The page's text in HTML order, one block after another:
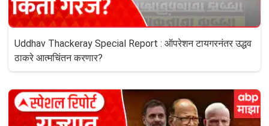
Uddhav Thackeray Special Report : ऑपरेशन टायगरनंतर उद्धव
ठाकरे आत्मचिंतन करणार?